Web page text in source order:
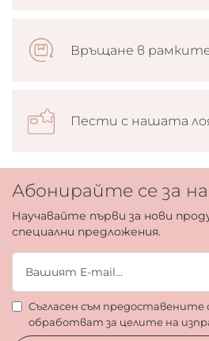
Връщане в рамките
Пести с нашата
Абонирайте се за
Научавайте първи за нови
специални предложения.
Съгласен съм предоставените
обработват за целите на